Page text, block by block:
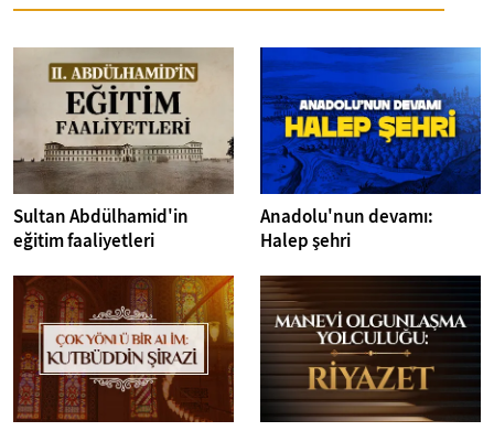
Sultan Abdülhamid'in
eğitim faaliyetleri
Anadolu'nun devamı:
Halep şehri